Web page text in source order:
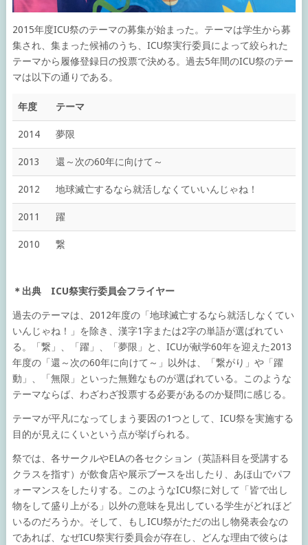
2015年度ICU祭のテーマの募集が始まった。テーマは学生から募
集され、集まった候補のうち、ICU祭実行委員によって絞られた
テーマから履修登録日の投票で決める。過去5年間のICU祭のテー
マは以下の通りである。
年度 テーマ
2014 夢限
2013 還～次の60年に向けて～
2012 地球滅亡するなら就活しなくていいんじゃね！
2011 躍
2010 繋
＊出典 ICU祭実行委員会フライヤー
過去のテーマは、2012年度の「地球滅亡するなら就活しなくてい
いんじゃね！」を除き、漢字1字または2字の単語が選ばれてい
る。「繋」、「躍」、「夢限」と、ICUが献学60年を迎えた2013
年度の「還～次の60年に向けて～」以外は、「繋がり」や「躍
動」、「無限」といった無難なものが選ばれている。このような
テーマならば、わざわざ投票する必要があるのか疑問に感じる。
テーマが平凡になってしまう要因の1つとして、ICU祭を実施する
目的が見えにくいという点が挙げられる。
祭では、各サークルやELAの各セクション（英語科目を受講する
クラスを指す）が飲食店や展示ブースを出したり、あほ山でパフ
ォーマンスをしたりする。このようなICU祭に対して「皆で出し
物をして盛り上がる」以外の意味を見出している学生がどれほど
いるのだろうか。そして、もしICU祭がただの出し物発表会なの
であれば、なぜICU祭実行委員会が存在し、どんな理由で彼らは